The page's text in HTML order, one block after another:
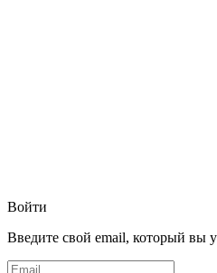
Войти
Введите свой email, который вы